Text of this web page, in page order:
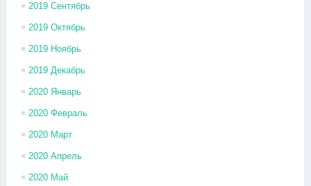
2019 Сентябрь
2019 Октябрь
2019 Ноябрь
2019 Декабрь
2020 Январь
2020 Февраль
2020 Март
2020 Апрель
2020 Май